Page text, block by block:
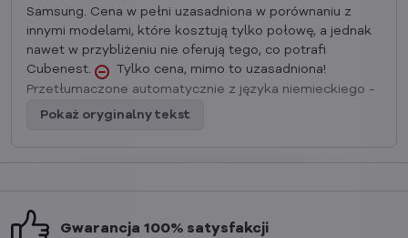
Samsung. Cena w pełni uzasadniona w porównaniu z
innymi modelami, które kosztują tylko połowę, a jednak
nawet w przybliżeniu nie oferują tego, co potrafi
Cubenest.
Tylko cena, mimo to uzasadniona!
Przetłumaczone automatycznie z języka niemieckiego -
Pokaż oryginalny tekst
Gwarancja 100% satysfakcji